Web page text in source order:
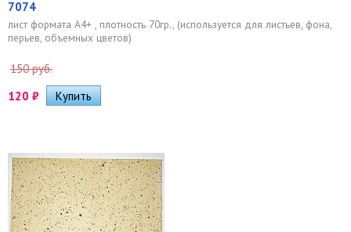
7074
лист формата А4+ , плотность 70гр., (используется для листьев, фона,
перьев, объемных цветов)
150 руб.
120 ₽